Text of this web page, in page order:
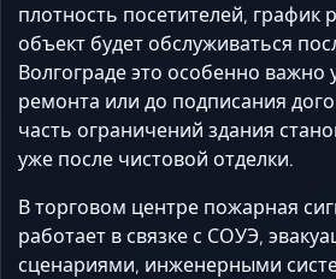
плотность посетителей, график
объект будет обслуживаться
Волгограде это особенно важно
ремонта или до подписания
часть ограничений здания
уже после чистовой отделки.
В торговом центре пожарная
работает в связке с СОУЭ,
сценариями, инженерными